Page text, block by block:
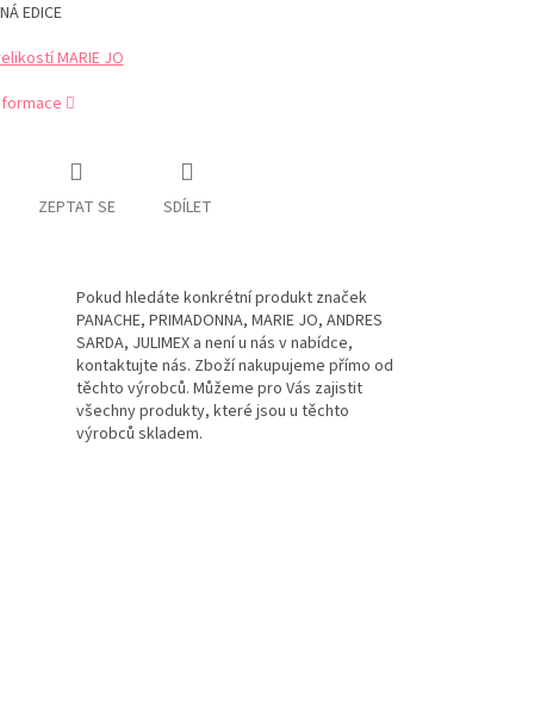
EDICE
MARIE JO
ZEPTAT SE SDÍLET
Pokud hledáte konkrétní produkt značek
PANACHE, PRIMADONNA, MARIE JO, ANDRES
SARDA, JULIMEX a není u nás v nabídce,
kontaktujte nás. Zboží nakupujeme přímo od
těchto výrobců. Můžeme pro Vás zajistit
všechny produkty, které jsou u těchto
výrobců skladem.